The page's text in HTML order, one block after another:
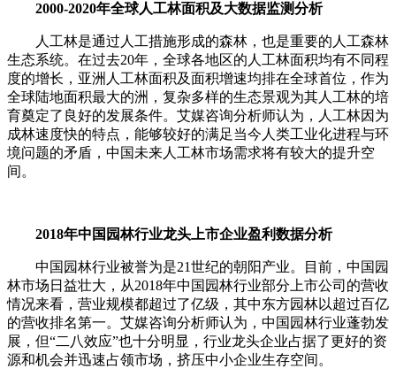
2000-2020年全球人工林面积及大数据监测分析
人工林是通过人工措施形成的森林，也是重要的人工森林
生态系统。在过去20年，全球各地区的人工林面积均有不同程
度的增长，亚洲人工林面积及面积增速均排在全球首位，作为
全球陆地面积最大的洲，复杂多样的生态景观为其人工林的培
育奠定了良好的发展条件。艾媒咨询分析师认为，人工林因为
成林速度快的特点，能够较好的满足当今人类工业化进程与环
境问题的矛盾，中国未来人工林市场需求将有较大的提升空
间。
2018年中国园林行业龙头上市企业盈利数据分析
中国园林行业被誉为是21世纪的朝阳产业。目前，中国园
林市场日益壮大，从2018年中国园林行业部分上市公司的营收
情况来看，营业规模都超过了亿级，其中东方园林以超过百亿
的营收排名第一。艾媒咨询分析师认为，中国园林行业蓬勃发
展，但“二八效应”也十分明显，行业龙头企业占据了更好的资
源和机会并迅速占领市场，挤压中小企业生存空间。